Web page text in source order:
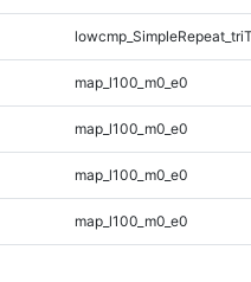
map_l100_m0_e0
map_l100_m0_e0
map_l100_m0_e0
map_l100_m0_e0